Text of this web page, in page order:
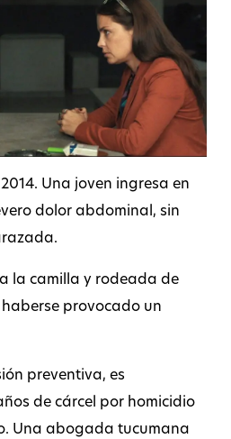
Una joven ingresa en
dolor abdominal, sin
la camilla y rodeada de
provocado un
preventiva, es
de cárcel por homicidio
Una abogada tucumana